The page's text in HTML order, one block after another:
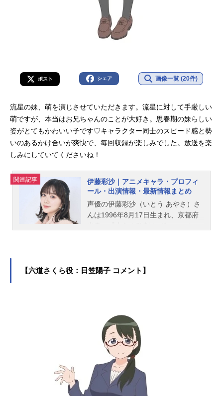
ポスト シェア 画像一覧 (20件)
流星の妹、萌を演じさせていただきます。流星に対して手厳しい
萌ですが、本当はお兄ちゃんのことが大好き。思春期の妹らしい
姿がとてもかわいい子です♡キャラクター同士のスピード感と勢
いのあるかけ合いが爽快で、毎回収録が楽しみでした。放送を楽
しみにしていてくださいね！
関連記事
伊藤彩沙｜アニメキャラ・プロフィ
ール・出演情報・最新情報まとめ
声優の伊藤彩沙（いとう あやさ）さ
んは1996年8月17日生まれ、京都府
ます。こちらでは、伊藤彩沙さんの
【六道さくら役：日笠陽子 コメント】